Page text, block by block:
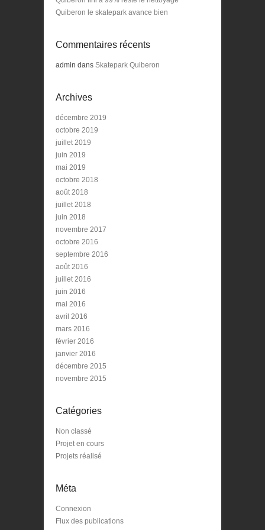
Quiberon le skatepark avance bien
Commentaires récents
admin dans Skatepark Quiberon
Archives
décembre 2019
octobre 2019
juillet 2019
juin 2019
mai 2019
octobre 2018
août 2018
juillet 2018
juin 2018
novembre 2017
octobre 2016
septembre 2016
août 2016
juillet 2016
juin 2016
mai 2016
avril 2016
mars 2016
février 2016
janvier 2016
décembre 2015
novembre 2015
Catégories
Non classé
Projet en cours
Projets réalisé
Méta
Connexion
Flux des publications